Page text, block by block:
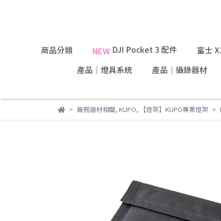
商品分類 NEWDJI Pocket 3 配件
富士
產品｜燈具系統
產品｜攝錄器材
廠務器材相關, KUPO, 【燈架】KUPO專業燈架